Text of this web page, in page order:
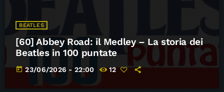
BEATLES
[60] Abbey Road: il Medley – La storia dei
Beatles in 100 puntate
today 23/06/2026 - 22:00 12